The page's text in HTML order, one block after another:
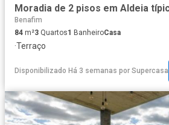
Benafim
84 m²3 Quartos1 BanheiroCasa
·Terraço
Disponibilizado Há 3 semanas por Supercasa